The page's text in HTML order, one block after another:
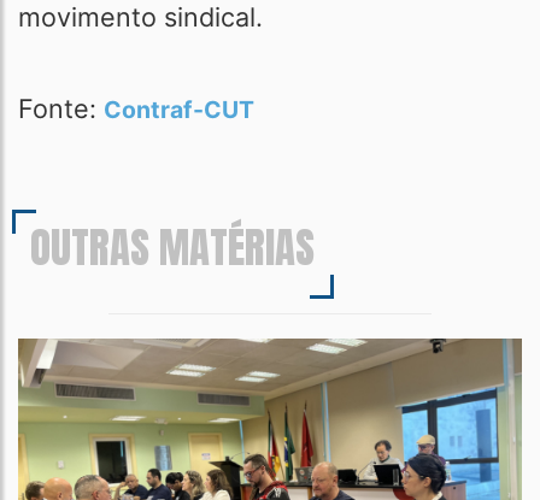
movimento sindical.
Fonte: Contraf-CUT
OUTRAS MATÉRIAS